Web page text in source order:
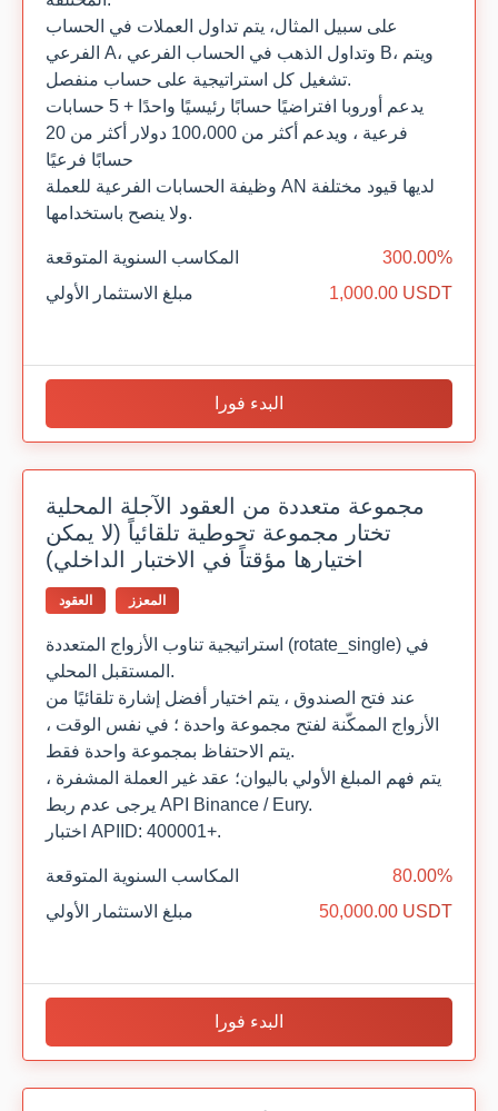
على سبيل المثال، يتم تداول العملات في الحساب
الفرعي A، وتداول الذهب في الحساب الفرعي B، ويتم
تشغيل كل استراتيجية على حساب منفصل.
يدعم أوروبا افتراضيًا حسابًا رئيسيًا واحدًا + 5 حسابات
فرعية ، ويدعم أكثر من 100،000 دولار أكثر من 20
حسابًا فرعيًا
وظيفة الحسابات الفرعية للعملة AN لديها قيود مختلفة
ولا ينصح باستخدامها.
المكاسب السنوية المتوقعة
300.00%
مبلغ الاستثمار الأولي
1,000.00 USDT
البدء فورا
مجموعة متعددة من العقود الآجلة المحلية
تختار مجموعة تحوطية تلقائياً (لا يمكن
اختيارها مؤقتاً في الاختبار الداخلي)
العقود المعزز
استراتيجية تناوب الأزواج المتعددة (rotate_single) في
المستقبل المحلي.
عند فتح الصندوق ، يتم اختيار أفضل إشارة تلقائيًا من
الأزواج الممكّنة لفتح مجموعة واحدة ؛ في نفس الوقت ،
يتم الاحتفاظ بمجموعة واحدة فقط.
يتم فهم المبلغ الأولي باليوان؛ عقد غير العملة المشفرة ،
يرجى عدم ربط API Binance / Eury.
اختبار APIID: 400001+.
المكاسب السنوية المتوقعة
80.00%
مبلغ الاستثمار الأولي
50,000.00 USDT
البدء فورا